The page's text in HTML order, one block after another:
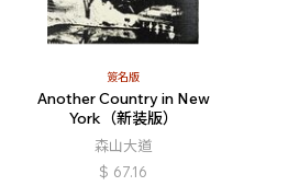
簽名版
Another Country in New
York（新装版）
森山大道
$ 67.16